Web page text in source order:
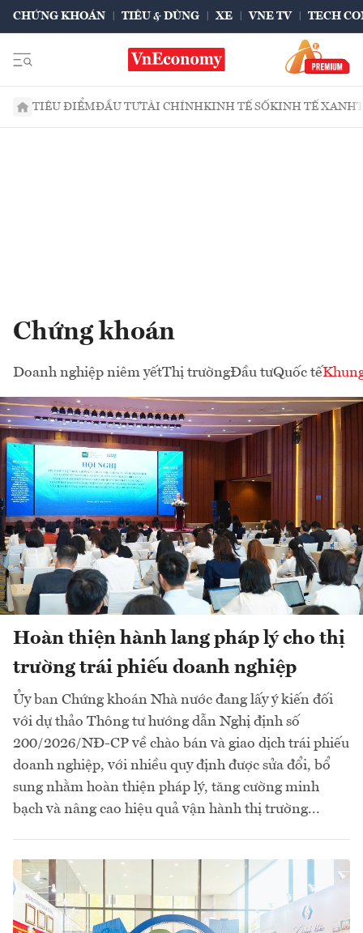
CHỨNG KHOÁN TIÊU & DÙNG XE VNE TV TECH
TIÊU ĐIỂMĐẦU TƯTÀI CHÍNHKINH TẾ SỐKINH TẾ XANH
Chứng khoán
Doanh nghiệp niêm yếtThị trườngĐầu tưQuốc tế
Hoàn thiện hành lang pháp lý cho thị
trường trái phiếu doanh nghiệp
Ủy ban Chứng khoán Nhà nước đang lấy ý kiến đối
với dự thảo Thông tư hướng dẫn Nghị định số
200/2026/NĐ-CP về chào bán và giao dịch trái phiếu
doanh nghiệp, với nhiều quy định được sửa đổi, bổ
sung nhằm hoàn thiện pháp lý, tăng cường minh
bạch và nâng cao hiệu quả vận hành thị trường...